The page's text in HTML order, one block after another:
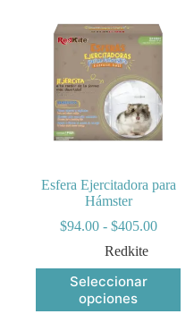
Las
opciones
se
pueden
elegir
en
la
página
Esfera Ejercitadora para
Hámster
$94.00 - $405.00Rango
desde
Redkite
Seleccionar
opciones
Este
producto
tiene